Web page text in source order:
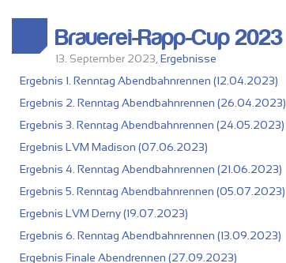
Brauerei-Rapp-Cup 2023
13. September 2023, Ergebnisse
Ergebnis 1. Renntag Abendbahnrennen (12.04.2023)
Ergebnis 2. Renntag Abendbahnrennen (26.04.2023)
Ergebnis 3. Renntag Abendbahnrennen (24.05.2023)
Ergebnis LVM Madison (07.06.2023)
Ergebnis 4. Renntag Abendbahnrennen (21.06.2023)
Ergebnis 5. Renntag Abendbahnrennen (05.07.2023)
Ergebnis LVM Derny (19.07.2023)
Ergebnis 6. Renntag Abendbahnrennen (13.09.2023)
Ergebnis Finale Abendrennen (27.09.2023)